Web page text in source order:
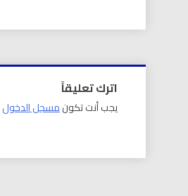
اترك تعليقاً
يجب أنت تكونمسجل الدخول